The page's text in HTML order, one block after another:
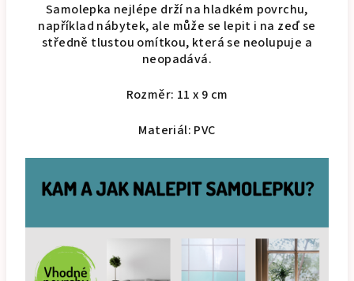
Samolepka nejlépe drží na hladkém povrchu,
například nábytek, ale může se lepit i na zeď se
středně tlustou omítkou, která se neolupuje a
neopadává.
Rozměr: 11 x 9 cm
Materiál: PVC